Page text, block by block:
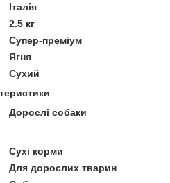
Італія
2.5 кг
Супер-преміум
Ягня
Сухий
Дорослі собаки
Сухі корми
Для дорослих тварин